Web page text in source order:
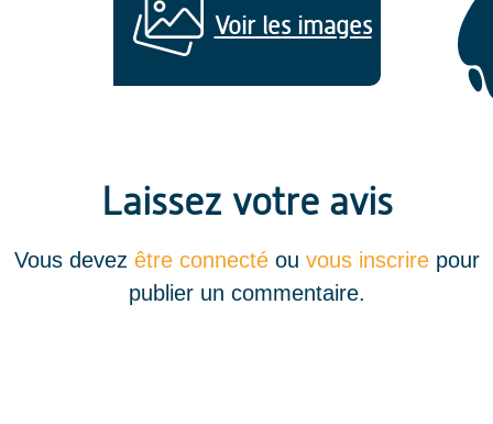
Voir les images
Laissez votre avis
Vous devez être connectéou vous inscrirepour
publier un commentaire.